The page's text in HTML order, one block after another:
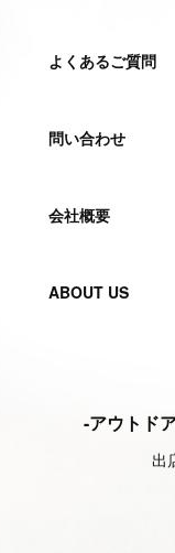
よくあるご質問
問い合わせ
会社概要
ABOUT US
-アウトド
出